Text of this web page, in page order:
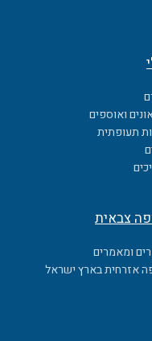
ואוספים
תעופתית
צבאית
ומאמרים
אזרחית בארץ ישראל